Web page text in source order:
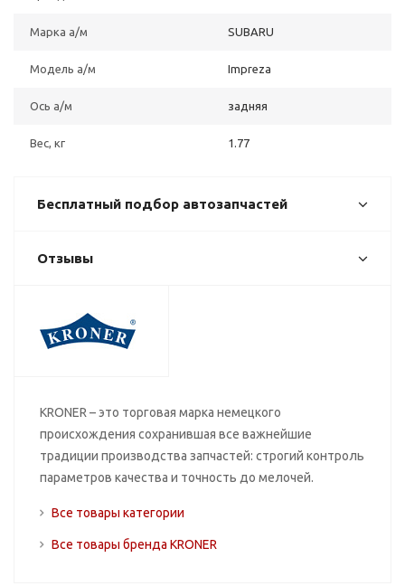
Марка а/м SUBARU
Модель а/м Impreza
Ось а/м задняя
Вес, кг 1.77
Бесплатный подбор автозапчастей
Отзывы
KRONER – это торговая марка немецкого
происхождения сохранившая все важнейшие
традиции производства запчастей: строгий контроль
параметров качества и точность до мелочей.
Все товары категории
Все товары бренда KRONER